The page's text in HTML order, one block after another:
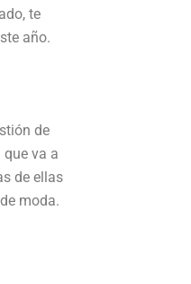
te
año.
de
va a
de ellas
moda.